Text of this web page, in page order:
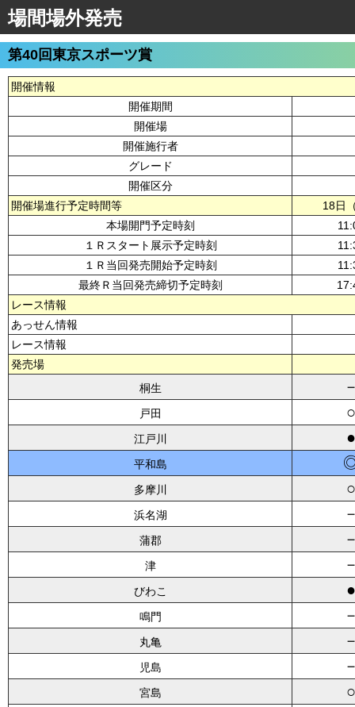
場間場外発売
第40回東京スポーツ賞
開催情報
開催期間
開催場
開催施行者
グレード
開催区分
開催場進行予定時間等
18日
本場開門予定時刻
１Ｒスタート展示予定時刻
１Ｒ当回発売開始予定時刻
最終Ｒ当回発売締切予定時刻
レース情報
あっせん情報
レース情報
発売場
桐生
戸田 ○
江戸川 ●
平和島
多摩川 ○
浜名湖
蒲郡
津
びわこ ●
鳴門
丸亀
児島
宮島 ○